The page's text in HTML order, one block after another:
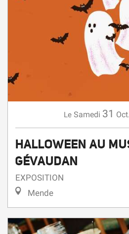
Le Samedi 31 Oct.
HALLOWEEN AU
GÉVAUDAN
EXPOSITION
Mende